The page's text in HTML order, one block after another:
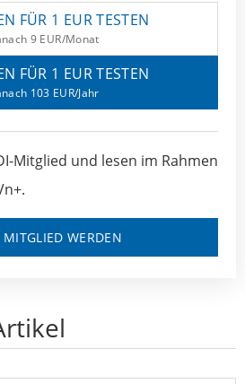
FÜR 1 EUR TESTEN
9 EUR/Monat
FÜR 1 EUR TESTEN
103 EUR/Jahr
Mitglied und lesen im Rahmen
MITGLIED WERDEN